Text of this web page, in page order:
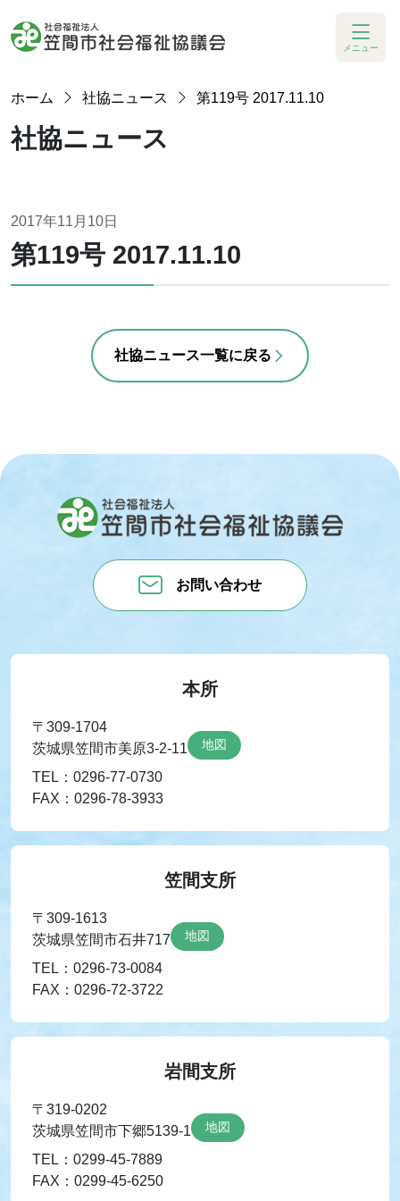
メニュー
ホーム 社協ニュース 第119号 2017.11.10
社協ニュース
2017年11月10日
第119号 2017.11.10
社協ニュース一覧に戻る
お問い合わせ
本所
〒309-1704
茨城県笠間市美原3-2-11
地図
TEL：0296-77-0730
FAX：0296-78-3933
笠間支所
〒309-1613
茨城県笠間市石井717
地図
TEL：0296-73-0084
FAX：0296-72-3722
岩間支所
〒319-0202
茨城県笠間市下郷5139-1
地図
TEL：0299-45-7889
FAX：0299-45-6250